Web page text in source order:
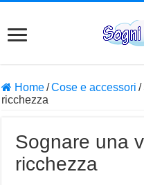
Home/Cose e accessori /
ricchezza
Sognare una
ricchezza